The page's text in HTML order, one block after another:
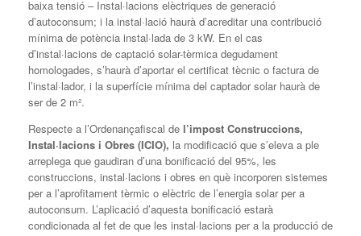
baixa tensió – Instal·lacions elèctriques de generació
d’autoconsum; i la instal·lació haurà d’acreditar una contribució
mínima de potència instal·lada de 3 kW. En el cas
d’instal·lacions de captació solar-tèrmica degudament
homologades, s’haurà d’aportar el certificat tècnic o factura de
l’instal·lador, i la superfície mínima del captador solar haurà de
ser de 2 m².
Respecte a l’Ordenançafiscal de l’impost Construccions,
Instal·lacions i Obres (ICIO), la modificació que s’eleva a ple
arreplega que gaudiran d’una bonificació del 95%, les
construccions, instal·lacions i obres en què incorporen sistemes
per a l’aprofitament tèrmic o elèctric de l’energia solar per a
autoconsum. L’aplicació d’aquesta bonificació estarà
condicionada al fet de que les instal·lacions per a la producció de